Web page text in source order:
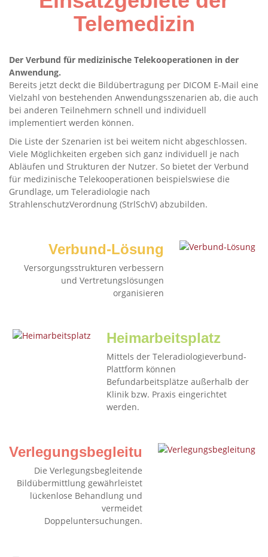
Telemedizin
Der Verbund für medizinische Telekooperationen in der
Anwendung.
Bereits jetzt deckt die Bildübertragung per DICOM E-Mail eine
Vielzahl von bestehenden Anwendungsszenarien ab, die auch
bei anderen Teilnehmern schnell und individuell
implementiert werden können.
Die Liste der Szenarien ist bei weitem nicht abgeschlossen.
Viele Möglichkeiten ergeben sich ganz individuell je nach
Abläufen und Strukturen der Nutzer. So bietet der Verbund
für medizinische Telekooperationen beispielswiese die
Grundlage, um Teleradiologie nach
StrahlenschutzVerordnung (StrlSchV) abzubilden.
Verbund-Lösung
Versorgungsstrukturen verbessern
und Vertretungslösungen
organisieren
Heimarbeitsplatz
Mittels der Teleradiologieverbund-
Plattform können
Befundarbeitsplätze außerhalb der
Klinik bzw. Praxis eingerichtet
werden.
Verlegungsbegleitung
Die Verlegungsbegleitende
Bildübermittlung gewährleistet
lückenlose Behandlung und
vermeidet
Doppeluntersuchungen.